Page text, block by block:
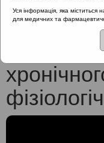
Чи
стан
Уся інформація, яка
для медичних та